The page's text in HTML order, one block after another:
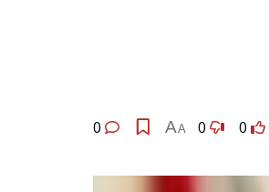
0
0
A
A